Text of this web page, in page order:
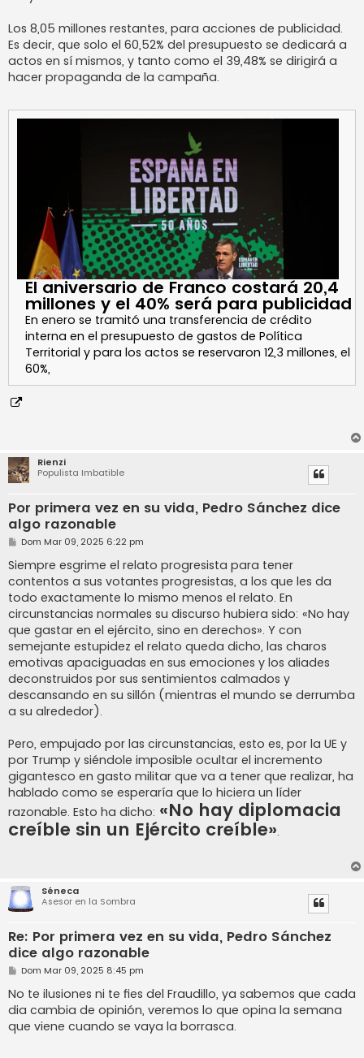
Los 8,05 millones restantes, para acciones de publicidad.
Es decir, que solo el 60,52% del presupuesto se dedicará a
actos en sí mismos, y tanto como el 39,48% se dirigirá a
hacer propaganda de la campaña.
El aniversario de Franco costará 20,4
millones y el 40% será para publicidad
En enero se tramitó una transferencia de crédito
interna en el presupuesto de gastos de Política
Territorial y para los actos se reservaron 12,3 millones, el
60%,
Rienzi
Populista Imbatible
Por primera vez en su vida, Pedro Sánchez dice
algo razonable
M
n
s
a
j
e
Dom Mar 09, 2025 6:22 pm
Siempre esgrime el relato progresista para tener
contentos a sus votantes progresistas, a los que les da
todo exactamente lo mismo menos el relato. En
circunstancias normales su discurso hubiera sido: «No hay
que gastar en el ejército, sino en derechos». Y con
semejante estupidez el relato queda dicho, las charos
emotivas apaciguadas en sus emociones y los aliades
deconstruidos por sus sentimientos calmados y
descansando en su sillón (mientras el mundo se derrumba
a su alrededor).
Pero, empujado por las circunstancias, esto es, por la UE y
por Trump y siéndole imposible ocultar el incremento
gigantesco en gasto militar que va a tener que realizar, ha
hablado como se esperaría que lo hiciera un líder
razonable. Esto ha dicho: «No hay diplomacia
creíble sin un Ejército creíble».
Séneca
Asesor en la Sombra
Re: Por primera vez en su vida, Pedro Sánchez
dice algo razonable
M
n
s
a
j
e
Dom Mar 09, 2025 8:45 pm
No te ilusiones ni te fies del Fraudillo, ya sabemos que cada
dia cambia de opinión, veremos lo que opina la semana
que viene cuando se vaya la borrasca.